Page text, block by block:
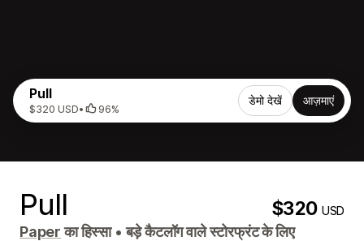
Pull
$320 USD• 96%
डेमो देखें आज़माएं
Pull $320USD
Paperका हिस्सा • बड़े कैटलॉग वाले स्टोरफ्रंट के लिए